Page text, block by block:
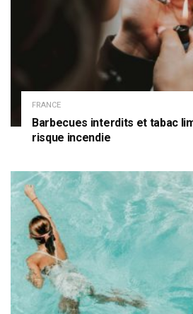
FRANCE
Barbecues interdits et tabac
risque incendie